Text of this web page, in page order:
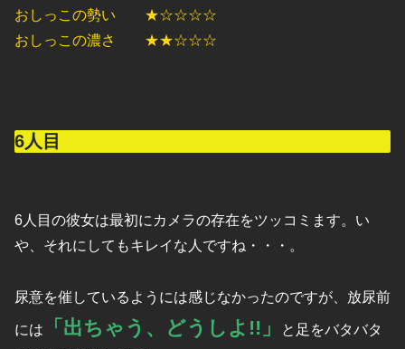
おしっこの勢い ★☆☆☆☆
おしっこの濃さ ★★☆☆☆
6人目
6人目の彼女は最初にカメラの存在をツッコミます。い
や、それにしてもキレイな人ですね・・・。
尿意を催しているようには感じなかったのですが、放尿前
には 「出ちゃう、どうしよ!!」
と足をバタバタ